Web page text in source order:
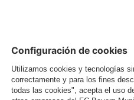
Le estoy inmensamente
demasiado grande; para mí,
Allianz Arena. ¿Qué le
Que soy inmensamente
la Copa de Europa. ¿Cuál